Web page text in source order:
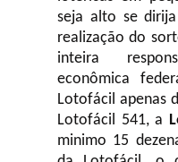
seja alto se
realização do
inteira
econômica
Lotofácil apenas
Lotofácil 541, a
minimo 15